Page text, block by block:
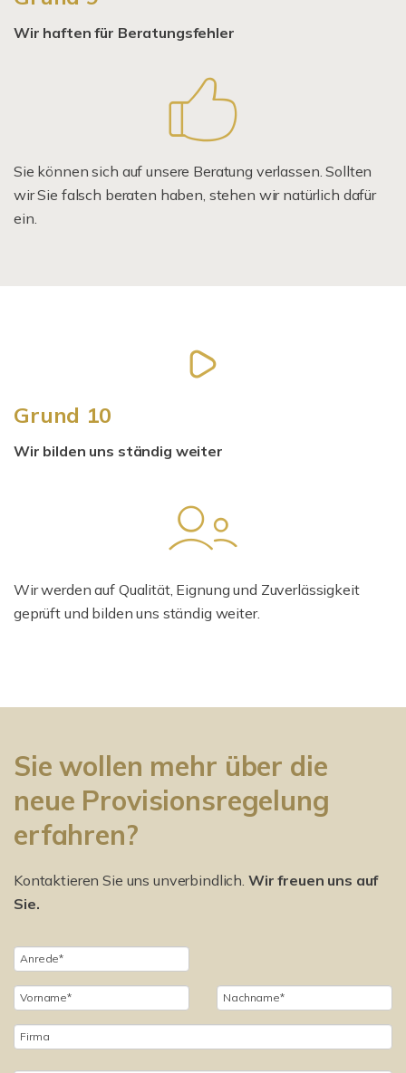
Wir haften für Beratungsfehler
Sie können sich auf unsere Beratung verlassen. Sollten
wir Sie falsch beraten haben, stehen wir natürlich dafür
ein.
Grund 10
Wir bilden uns ständig weiter
Wir werden auf Qualität, Eignung und Zuverlässigkeit
geprüft und bilden uns ständig weiter.
Sie wollen mehr über die
neue Provisionsregelung
erfahren?
Kontaktieren Sie uns unverbindlich. Wir freuen uns auf
Sie.